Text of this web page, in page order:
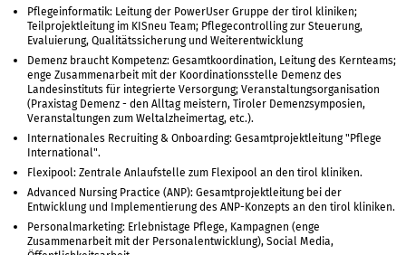
Pflegeinformatik: Leitung der PowerUser Gruppe der tirol kliniken;
Teilprojektleitung im KISneu Team; Pflegecontrolling zur Steuerung,
Evaluierung, Qualitätssicherung und Weiterentwicklung
Demenz braucht Kompetenz: Gesamtkoordination, Leitung des Kernteams;
enge Zusammenarbeit mit der Koordinationsstelle Demenz des
Landesinstituts für integrierte Versorgung; Veranstaltungsorganisation
(Praxistag Demenz - den Alltag meistern, Tiroler Demenzsymposien,
Veranstaltungen zum Weltalzheimertag, etc.).
Internationales Recruiting & Onboarding: Gesamtprojektleitung "Pflege
International".
Flexipool: Zentrale Anlaufstelle zum Flexipool an den tirol kliniken.
Advanced Nursing Practice (ANP): Gesamtprojektleitung bei der
Entwicklung und Implementierung des ANP-Konzepts an den tirol kliniken.
Personalmarketing: Erlebnistage Pflege, Kampagnen (enge
Zusammenarbeit mit der Personalentwicklung), Social Media,